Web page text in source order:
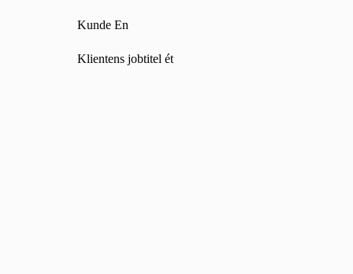
Kunde En
Klientens jobtitel ét